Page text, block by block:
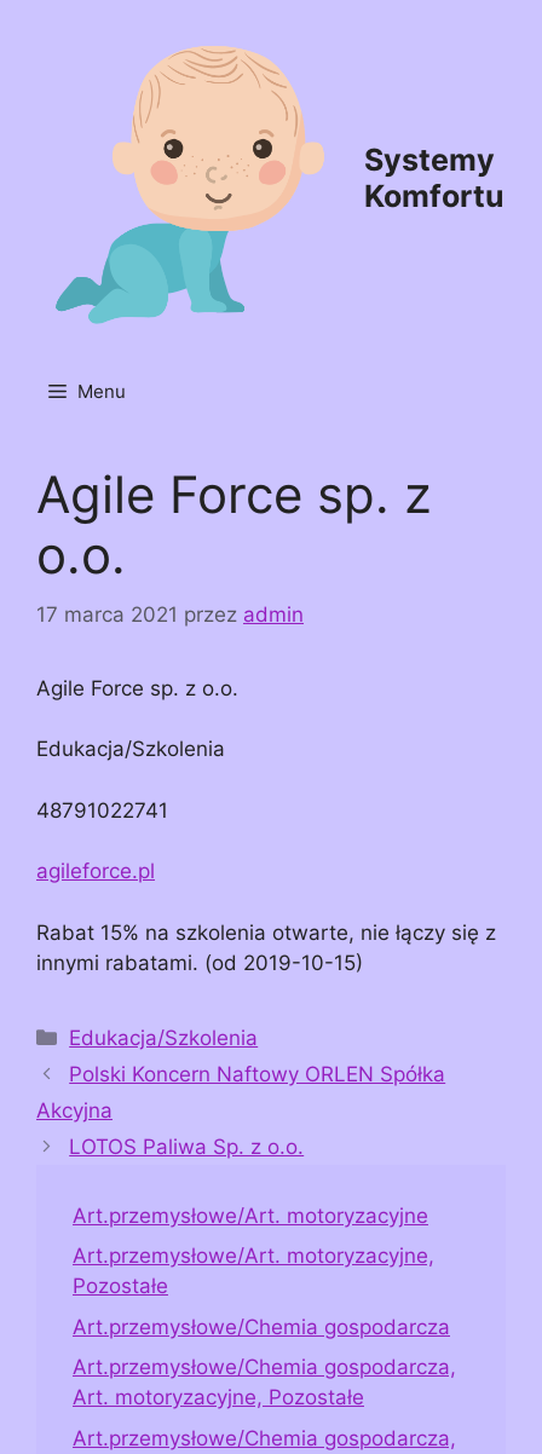
Systemy
Komfortu
Menu
Agile Force sp. z
o.o.
17 marca 2021 przez admin
Agile Force sp. z o.o.
Edukacja/Szkolenia
48791022741
agileforce.pl
Rabat 15% na szkolenia otwarte, nie łączy się z
innymi rabatami. (od 2019-10-15)
Kategorie
Edukacja/Szkolenia
Polski Koncern Naftowy ORLEN Spółka
Akcyjna
LOTOS Paliwa Sp. z o.o.
Art.przemysłowe/Art. motoryzacyjne
Art.przemysłowe/Art. motoryzacyjne,
Pozostałe
Art.przemysłowe/Chemia gospodarcza
Art.przemysłowe/Chemia gospodarcza,
Art. motoryzacyjne, Pozostałe
Art.przemysłowe/Chemia gospodarcza,